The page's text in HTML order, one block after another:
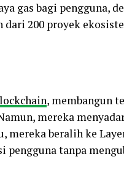
gas bagi pengguna,
200 proyek
, membangun
mereka
mereka beralih ke
tanpa